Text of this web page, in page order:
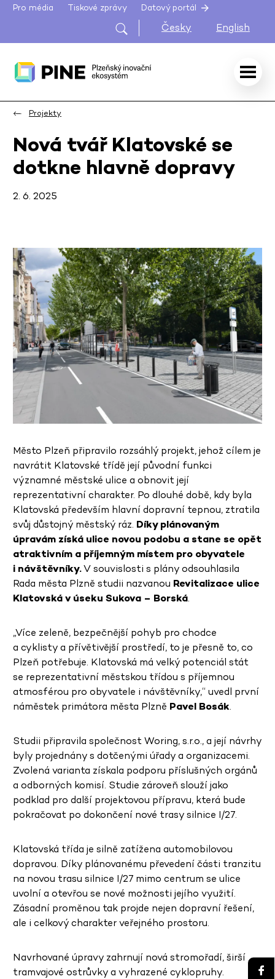
Pro média Tiskové zprávy Datový portál
Česky English
Projekty
Nová tvář Klatovské se
dotkne hlavně dopravy
2. 6. 2025
Město Plzeň připravilo rozsáhlý projekt, jehož cílem je
navrátit Klatovské třídě její původní funkci
významné městské ulice a obnovit její
reprezentativní charakter. Po dlouhé době, kdy byla
Klatovská především hlavní dopravní tepnou, ztratila
svůj důstojný městský ráz. Díky plánovaným
úpravám získá ulice novou podobu a stane se opět
atraktivním a příjemným místem pro obyvatele
i návštěvníky.V souvislosti s plány odsouhlasila
Rada města Plzně studii nazvanou Revitalizace ulice
Klatovská v úseku Sukova – Borská.
„Více zeleně, bezpečnější pohyb pro chodce
a cyklisty a přívětivější prostředí, to je přesně to, co
Plzeň potřebuje. Klatovská má velký potenciál stát
se reprezentativní městskou třídou s příjemnou
atmosférou pro obyvatele i návštěvníky,“ uvedl první
náměstek primátora města Plzně Pavel Bosák.
Studii připravila společnost Woring, s.r.o., a její návrhy
byly projednány s dotčenými úřady a organizacemi.
Zvolená varianta získala podporu příslušných orgánů
a odborných komisí. Studie zároveň slouží jako
podklad pro další projektovou přípravu, která bude
pokračovat po dokončení nové trasy silnice I/27.
Klatovská třída je silně zatížena automobilovou
dopravou. Díky plánovanému převedení části tranzitu
na novou trasu silnice I/27 mimo centrum se ulice
uvolní a otevřou se nové možnosti jejího využití.
Zásadní proměnou tak projde nejen dopravní řešení,
ale i celkový charakter veřejného prostoru.
Navrhované úpravy zahrnují nová stromořadí, širší
tramvajové ostrůvky a vyhrazené cyklopruhy.